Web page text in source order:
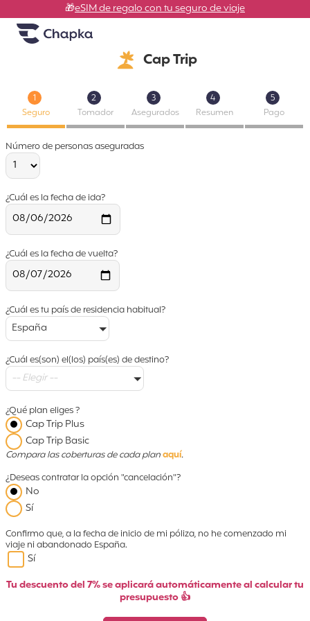
Ir directamente al contenido
Chapka Seguros de viaje
🎁eSIM de regalo con tu seguro de viaje
Cap Trip
1
Seguro
2
Tomador
3
Asegurados
4
Resumen
5
Pago
Número de personas aseguradas
¿Cuál es la fecha de ida?
¿Cuál es la fecha de vuelta?
¿Cuál es tu país de residencia habitual?
España
¿Cuál es(son) el(los) país(es) de destino?
-- Elegir --
¿Qué plan eliges ?
Cap Trip Plus
Cap Trip Basic
Compara las coberturas de cada planaquí.
¿Deseas contratar la opción "cancelación"?
No
Sí
Confirmo que, a la fecha de inicio de mi póliza, no he comenzado mi
viaje ni abandonado España.
Sí
Tu descuento del 7% se aplicará automáticamente al calcular tu
presupuesto 👍